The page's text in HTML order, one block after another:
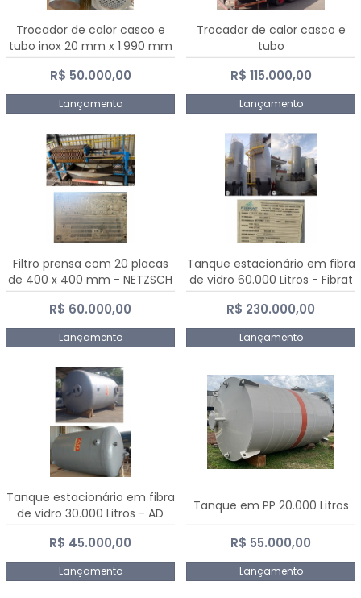
Trocador de calor casco e
tubo inox 20 mm x 1.990 mm
R$ 50.000,00
Lançamento
Trocador de calor casco e
tubo
R$ 115.000,00
Lançamento
Filtro prensa com 20 placas
de 400 x 400 mm - NETZSCH
R$ 60.000,00
Lançamento
Tanque estacionário em fibra
de vidro 60.000 Litros - Fibrat
R$ 230.000,00
Lançamento
Tanque estacionário em fibra
de vidro 30.000 Litros - AD
Fibras
R$ 45.000,00
Lançamento
Tanque em PP 20.000 Litros
R$ 55.000,00
Lançamento